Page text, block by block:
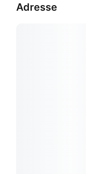
Adresse